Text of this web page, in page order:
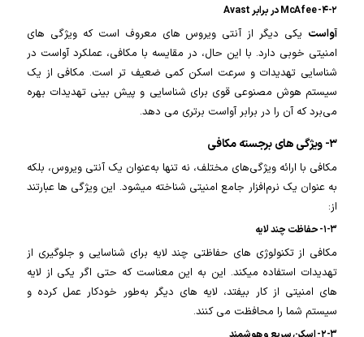
۴-۲- McAfee در برابر Avast
آواست یکی دیگر از آنتی ویروس های معروف است که ویژگی های
امنیتی خوبی دارد. با این حال، در مقایسه با مکافی، عملکرد آواست در
شناسایی تهدیدات و سرعت اسکن کمی ضعیف تر است. مکافی از یک
سیستم هوش مصنوعی قوی برای شناسایی و پیش بینی تهدیدات بهره
می‌برد که آن را در برابر آواست برتری می دهد.
۳- ویژگی های برجسته مکافی
مکافی با ارائه ویژگی‌های مختلف، نه تنها به‌عنوان یک آنتی ویروس، بلکه
به عنوان یک نرم‌افزار جامع امنیتی شناخته میشود. این ویژگی ها عبارتند
از:
۱-۳- حفاظت چند لایه
مکافی از تکنولوژی های حفاظتی چند لایه برای شناسایی و جلوگیری از
تهدیدات استفاده میکند. این به این معناست که حتی اگر یکی از لایه
های امنیتی از کار بیفتد، لایه های دیگر به‌طور خودکار عمل کرده و
سیستم شما را محافظت می کنند.